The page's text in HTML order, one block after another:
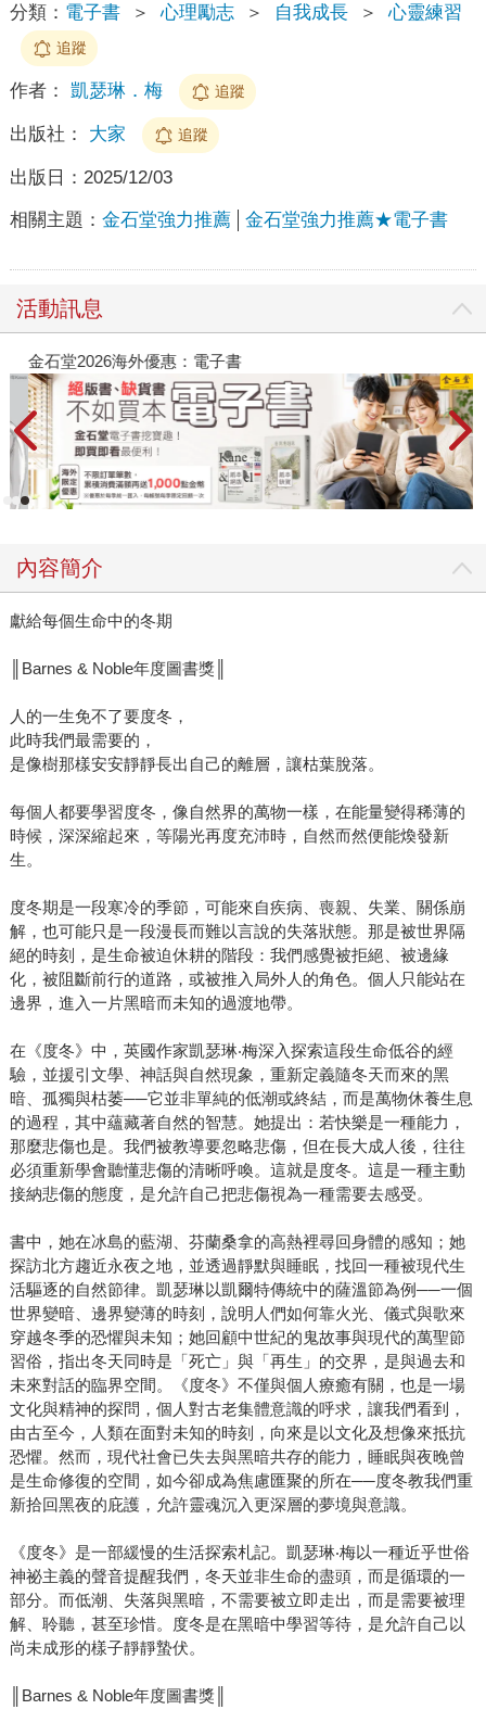
分類： 電子書 ＞ 心理勵志 ＞ 自我成長 ＞ 心靈練習
追蹤
作者： 凱瑟琳．梅 追蹤
出版社： 大家 追蹤
出版日： 2025/12/03
相關主題： 金石堂強力推薦 金石堂強力推薦★電子書
活動訊息
金石堂2026海外優惠：電子書
內容簡介
獻給每個生命中的冬期
║Barnes & Noble年度圖書獎║
人的一生免不了要度冬，
此時我們最需要的，
是像樹那樣安安靜靜長出自己的離層，讓枯葉脫落。
每個人都要學習度冬，像自然界的萬物一樣，在能量變得稀薄的
時候，深深縮起來，等陽光再度充沛時，自然而然便能煥發新
生。
度冬期是一段寒冷的季節，可能來自疾病、喪親、失業、關係崩
解，也可能只是一段漫長而難以言說的失落狀態。那是被世界隔
絕的時刻，是生命被迫休耕的階段：我們感覺被拒絕、被邊緣
化，被阻斷前行的道路，或被推入局外人的角色。個人只能站在
邊界，進入一片黑暗而未知的過渡地帶。
在《度冬》中，英國作家凱瑟琳‧梅深入探索這段生命低谷的經
驗，並援引文學、神話與自然現象，重新定義隨冬天而來的黑
暗、孤獨與枯萎──它並非單純的低潮或終結，而是萬物休養生息
的過程，其中蘊藏著自然的智慧。她提出：若快樂是一種能力，
那麼悲傷也是。我們被教導要忽略悲傷，但在長大成人後，往往
必須重新學會聽懂悲傷的清晰呼喚。這就是度冬。這是一種主動
接納悲傷的態度，是允許自己把悲傷視為一種需要去感受。
書中，她在冰島的藍湖、芬蘭桑拿的高熱裡尋回身體的感知；她
探訪北方趨近永夜之地，並透過靜默與睡眠，找回一種被現代生
活驅逐的自然節律。凱瑟琳以凱爾特傳統中的薩溫節為例──一個
世界變暗、邊界變薄的時刻，說明人們如何靠火光、儀式與歌來
穿越冬季的恐懼與未知；她回顧中世紀的鬼故事與現代的萬聖節
習俗，指出冬天同時是「死亡」與「再生」的交界，是與過去和
未來對話的臨界空間。《度冬》不僅與個人療癒有關，也是一場
文化與精神的探問，個人對古老集體意識的呼求，讓我們看到，
由古至今，人類在面對未知的時刻，向來是以文化及想像來抵抗
恐懼。然而，現代社會已失去與黑暗共存的能力，睡眠與夜晚曾
是生命修復的空間，如今卻成為焦慮匯聚的所在──度冬教我們重
新拾回黑夜的庇護，允許靈魂沉入更深層的夢境與意識。
《度冬》是一部緩慢的生活探索札記。凱瑟琳‧梅以一種近乎世俗
神祕主義的聲音提醒我們，冬天並非生命的盡頭，而是循環的一
部分。而低潮、失落與黑暗，不需要被立即走出，而是需要被理
解、聆聽，甚至珍惜。度冬是在黑暗中學習等待，是允許自己以
尚未成形的樣子靜靜蟄伏。
║Barnes & Noble年度圖書獎║